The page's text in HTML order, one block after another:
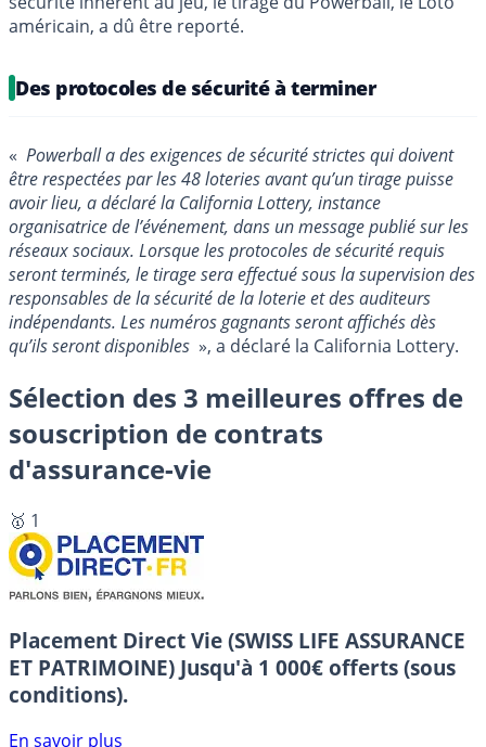
américain, a dû être reporté.
Des protocoles de sécurité à terminer
« Powerball a des exigences de sécurité strictes qui doivent
être respectées par les 48 loteries avant qu’un tirage puisse
avoir lieu, a déclaré la California Lottery, instance
organisatrice de l’événement, dans un message publié sur les
réseaux sociaux. Lorsque les protocoles de sécurité requis
seront terminés, le tirage sera effectué sous la supervision des
responsables de la sécurité de la loterie et des auditeurs
indépendants. Les numéros gagnants seront affichés dès
qu’ils seront disponibles », a déclaré la California Lottery.
Sélection des 3 meilleures offres de
souscription de contrats
d'assurance-vie
🥇 1
Placement Direct Vie (SWISS LIFE ASSURANCE
ET PATRIMOINE) Jusqu'à 1 000€ offerts (sous
conditions).
En savoir plus